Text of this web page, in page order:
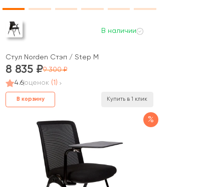
В наличии
Стул Norden Стэп / Step M
8 835
9 300
4.6оценок (1)
В корзину Купить в 1 клик
%